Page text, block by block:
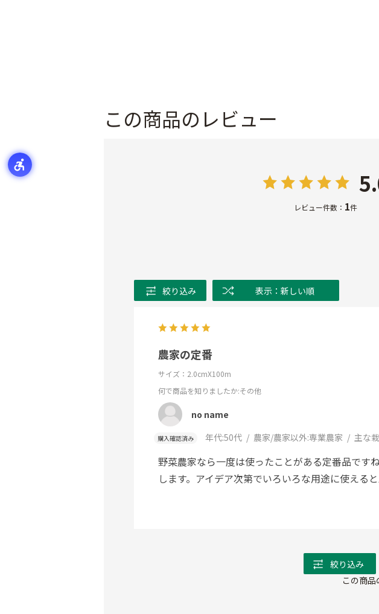
この商品のレビュー
レビュー件数： 1件
絞り込み 表示：新しい順
農家の定番
サイズ：2.0cmX100m
何で商品を知りましたか:その他
no name
購入確認済み 年代:50代 農家/農家以外:専業農家 主な
野菜農家なら一度は使ったことがある定番品です
します。アイデア次第でいろいろな用途に使えると
絞り込み
この商